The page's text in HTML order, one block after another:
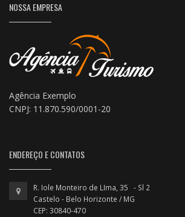
NOSSA EMPRESA
Agência Exemplo
CNPJ: 11.870.590/0001-20
ENDEREÇO E CONTATOS
R. Iole Monteiro de LIma, 35 - Sl 2
Castelo - Belo Horizonte / MG
CEP: 30840-470